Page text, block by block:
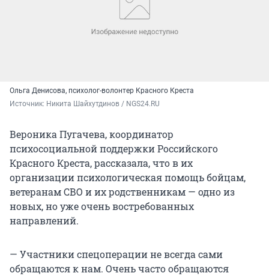
Ольга Денисова, психолог-волонтер Красного Креста
Источник: Никита Шайхутдинов / NGS24.RU
Вероника Пугачева, координатор
психосоциальной поддержки Российского
Красного Креста, рассказала, что в их
организации психологическая помощь бойцам,
ветеранам СВО и их родственникам — одно из
новых, но уже очень востребованных
направлений.
— Участники спецоперации не всегда сами
обращаются к нам. Очень часто обращаются